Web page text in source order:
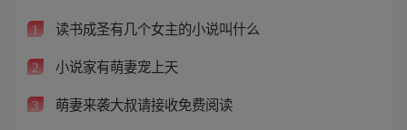
1 读书成圣有几个女主的小说叫什么
2 小说家有萌妻宠上天
3 萌妻来袭大叔请接收免费阅读